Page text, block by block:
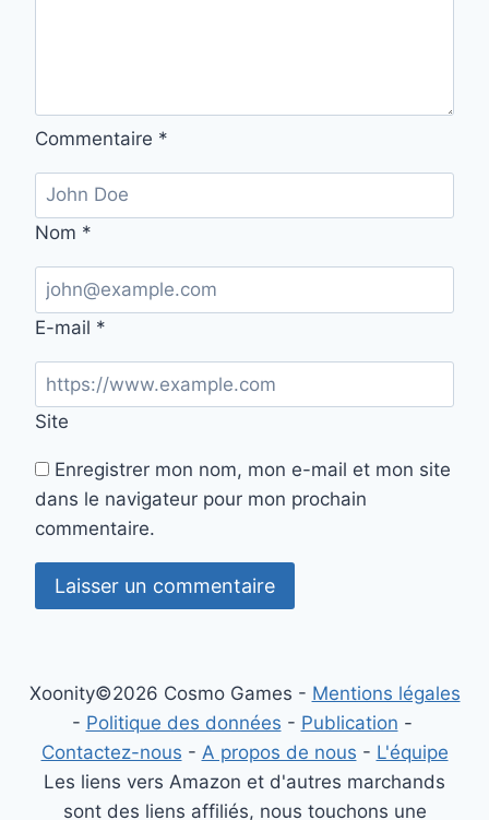
Commentaire *
Nom *
E-mail *
Site
Enregistrer mon nom, mon e-mail et mon site
dans le navigateur pour mon prochain
commentaire.
Xoonity©2026 Cosmo Games - Mentions légales
- Politique des données - Publication -
Contactez-nous - A propos de nous - L'équipe
Les liens vers Amazon et d'autres marchands
sont des liens affiliés, nous touchons une